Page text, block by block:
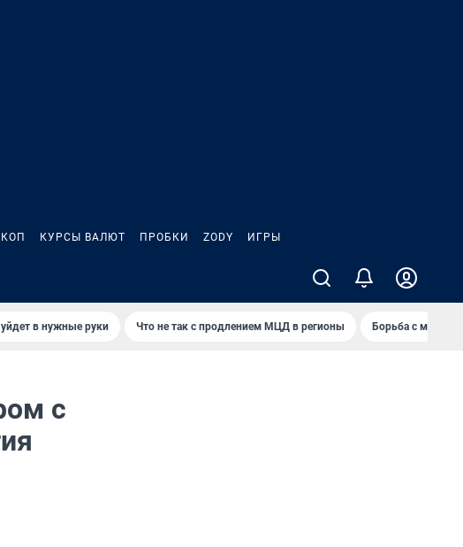
КУРСЫ ВАЛЮТ ПРОБКИ ZODY ИГРЫ
в нужные руки Что не так с продлением МЦД в регионы Борьба с мэрией
с